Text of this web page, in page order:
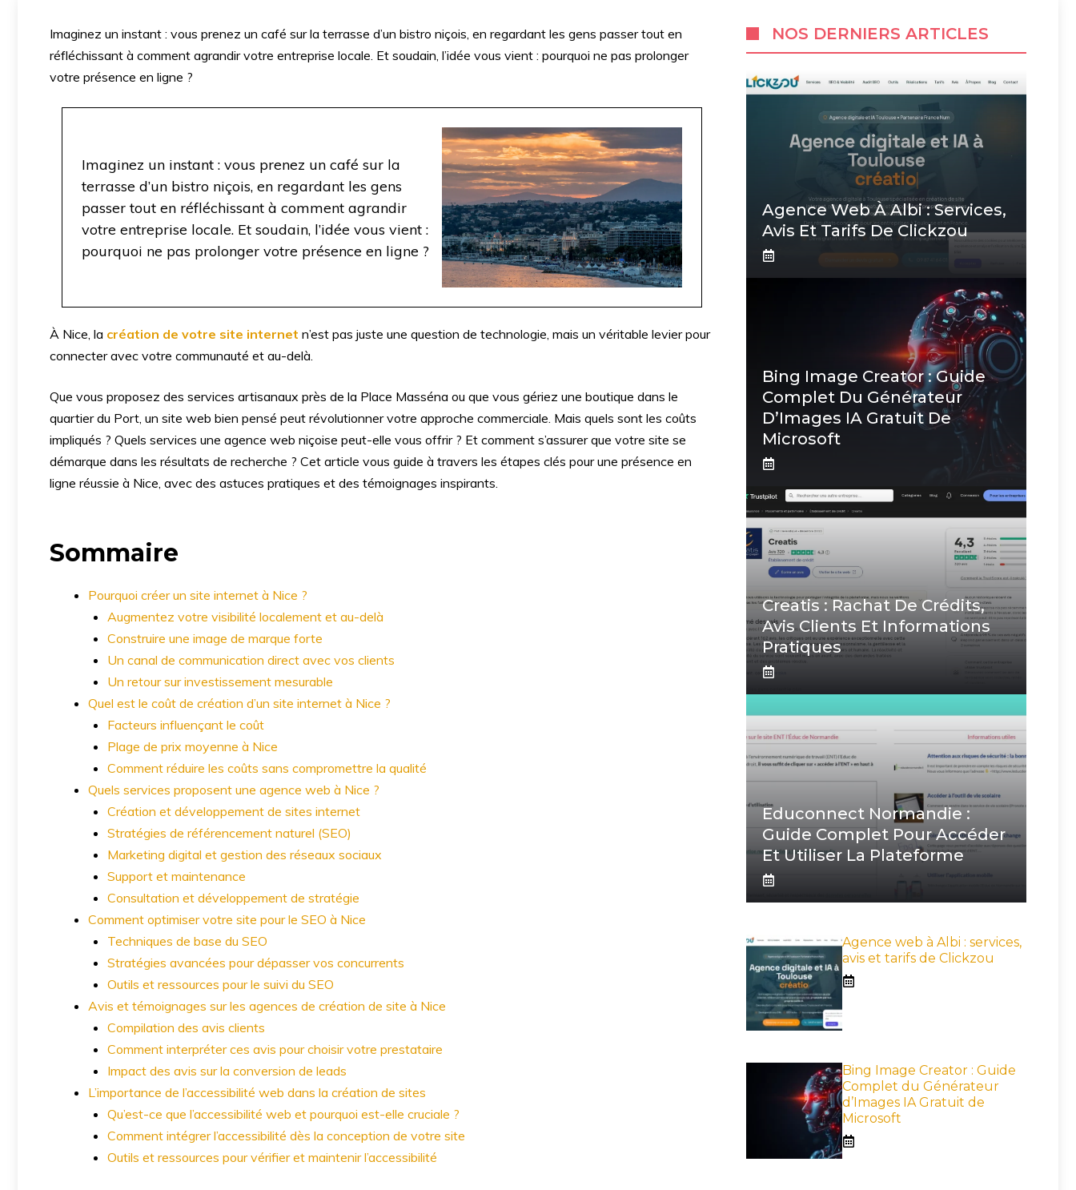
Imaginez un instant : vous prenez un café sur la terrasse d’un bistro niçois, en regardant les gens passer tout en
réfléchissant à comment agrandir votre entreprise locale. Et soudain, l’idée vous vient : pourquoi ne pas prolonger
votre présence en ligne ?
Imaginez un instant : vous prenez un café sur la
terrasse d’un bistro niçois, en regardant les gens
passer tout en réfléchissant à comment agrandir
votre entreprise locale. Et soudain, l’idée vous vient :
pourquoi ne pas prolonger votre présence en ligne ?
À Nice, la création de votre site internet n’est pas juste une question de technologie, mais un véritable levier pour
connecter avec votre communauté et au-delà.
Que vous proposez des services artisanaux près de la Place Masséna ou que vous gériez une boutique dans le
quartier du Port, un site web bien pensé peut révolutionner votre approche commerciale. Mais quels sont les coûts
impliqués ? Quels services une agence web niçoise peut-elle vous offrir ? Et comment s’assurer que votre site se
démarque dans les résultats de recherche ? Cet article vous guide à travers les étapes clés pour une présence en
ligne réussie à Nice, avec des astuces pratiques et des témoignages inspirants.
Sommaire
Pourquoi créer un site internet à Nice ?
Augmentez votre visibilité localement et au-delà
Construire une image de marque forte
Un canal de communication direct avec vos clients
Un retour sur investissement mesurable
Quel est le coût de création d’un site internet à Nice ?
Facteurs influençant le coût
Plage de prix moyenne à Nice
Comment réduire les coûts sans compromettre la qualité
Quels services proposent une agence web à Nice ?
Création et développement de sites internet
Stratégies de référencement naturel (SEO)
Marketing digital et gestion des réseaux sociaux
Support et maintenance
Consultation et développement de stratégie
Comment optimiser votre site pour le SEO à Nice
Techniques de base du SEO
Stratégies avancées pour dépasser vos concurrents
Outils et ressources pour le suivi du SEO
Avis et témoignages sur les agences de création de site à Nice
Compilation des avis clients
Comment interpréter ces avis pour choisir votre prestataire
Impact des avis sur la conversion de leads
L’importance de l’accessibilité web dans la création de sites
Qu’est-ce que l’accessibilité web et pourquoi est-elle cruciale ?
Comment intégrer l’accessibilité dès la conception de votre site
Outils et ressources pour vérifier et maintenir l’accessibilité
NOS DERNIERS ARTICLES
Agence Web À Albi : Services,
Avis Et Tarifs De Clickzou
Bing Image Creator : Guide
Complet Du Générateur
D’Images IA Gratuit De
Microsoft
Creatis : Rachat De Crédits,
Avis Clients Et Informations
Pratiques
Educonnect Normandie :
Guide Complet Pour Accéder
Et Utiliser La Plateforme
Agence web à Albi : services,
avis et tarifs de Clickzou
Bing Image Creator : Guide
Complet du Générateur
d’Images IA Gratuit de
Microsoft